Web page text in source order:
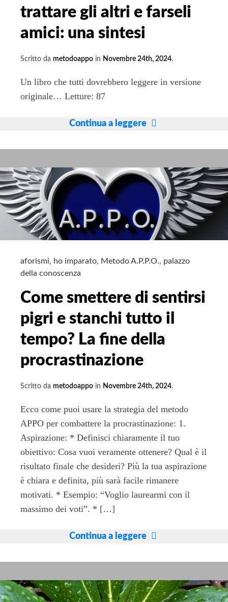
trattare gli altri e farseli
amici: una sintesi
Scritto da metodoappo in Novembre 24th, 2024.
Un libro che tutti dovrebbero leggere in versione
originale… Letture: 87
Continua a leggere
come
gli
altri
e
farseli
amici:
sintesi
aforismi, ho imparato, Metodo A.P.P.O., palazzo
della conoscenza
Come smettere di sentirsi
pigri e stanchi tutto il
tempo? La fine della
procrastinazione
Scritto da metodoappo in Novembre 24th, 2024.
Ecco come puoi usare la strategia del metodo
APPO per combattere la procrastinazione: 1.
Aspirazione: * Definisci chiaramente il tuo
obiettivo: Cosa vuoi veramente ottenere? Qual è il
risultato finale che desideri? Più la tua aspirazione
è chiara e definita, più sarà facile rimanere
motivati. * Esempio: “Voglio laurearmi con il
massimo dei voti”. * […]
Continua a leggere
di
pigri